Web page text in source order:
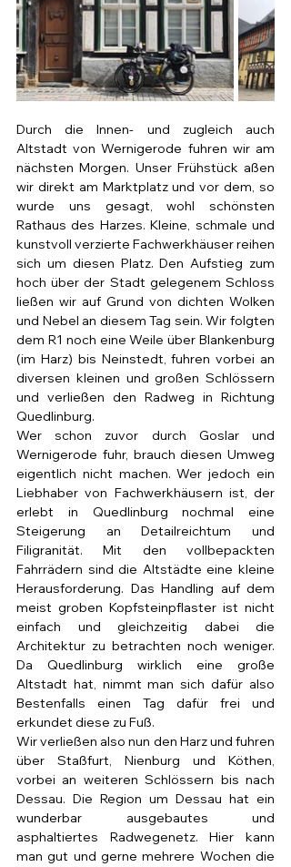
Durch die Innen- und zugleich auch
Altstadt von Wernigerode fuhren wir am
nächsten Morgen. Unser Frühstück aßen
wir direkt am Marktplatz und vor dem, so
wurde uns gesagt, wohl schönsten
Rathaus des Harzes. Kleine, schmale und
kunstvoll verzierte Fachwerkhäuser reihen
sich um diesen Platz. Den Aufstieg zum
hoch über der Stadt gelegenem Schloss
ließen wir auf Grund von dichten Wolken
und Nebel an diesem Tag sein. Wir folgten
dem R1 noch eine Weile über Blankenburg
(im Harz) bis Neinstedt, fuhren vorbei an
diversen kleinen und großen Schlössern
und verließen den Radweg in Richtung
Quedlinburg.
Wer schon zuvor durch Goslar und
Wernigerode fuhr, brauch diesen Umweg
eigentlich nicht machen. Wer jedoch ein
Liebhaber von Fachwerkhäusern ist, der
erlebt in Quedlinburg nochmal eine
Steigerung an Detailreichtum und
Filigranität. Mit den vollbepackten
Fahrrädern sind die Altstädte eine kleine
Herausforderung. Das Handling auf dem
meist groben Kopfsteinpflaster ist nicht
einfach und gleichzeitig dabei die
Architektur zu betrachten noch weniger.
Da Quedlinburg wirklich eine große
Altstadt hat, nimmt man sich dafür also
Bestenfalls einen Tag dafür frei und
erkundet diese zu Fuß.
Wir verließen also nun den Harz und fuhren
über Staßfurt, Nienburg und Köthen,
vorbei an weiteren Schlössern bis nach
Dessau. Die Region um Dessau hat ein
wunderbar ausgebautes und
asphaltiertes Radwegenetz. Hier kann
man gut und gerne mehrere Wochen die